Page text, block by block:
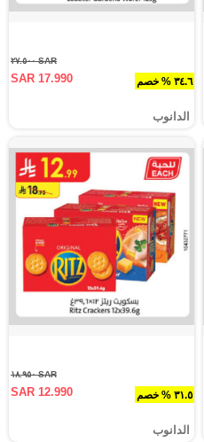
٣٤.٦ % خصم
SAR ٢٧.٥٠٠
SAR 17.990
الدانوب
٣١.٥ % خصم
SAR ١٨.٩٥٠
SAR 12.990
الدانوب